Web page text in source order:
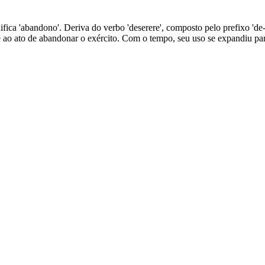
'abandono'. Deriva do verbo 'deserere', composto pelo prefixo
ato de abandonar o exército. Com o tempo, seu uso se expandiu